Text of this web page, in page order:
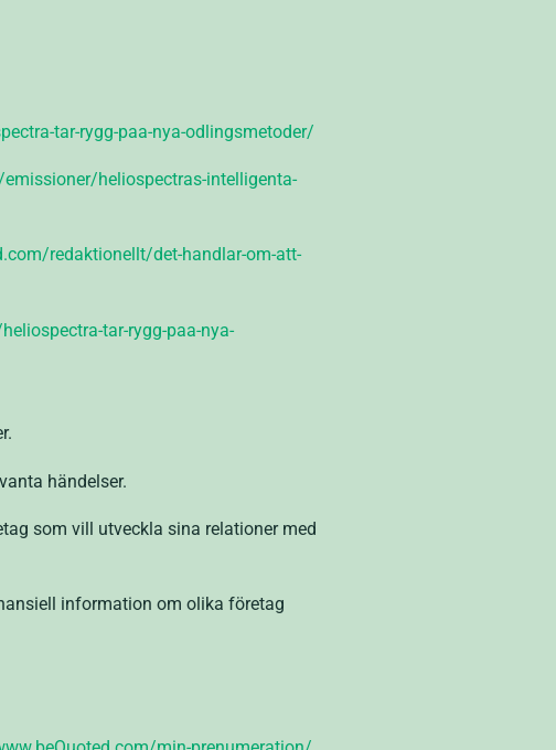
tar-rygg-paa-nya-odlingsmetoder/
heliospectras-intelligenta-
redaktionellt/det-handlar-om-att-
tar-rygg-paa-nya-
händelser.
som vill utveckla sina relationer med
information om olika företag